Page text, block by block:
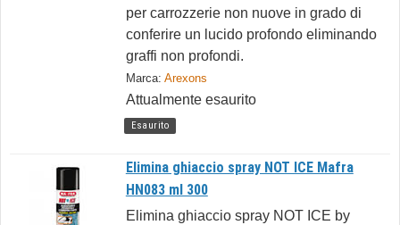
per carrozzerie non nuove in grado di
conferire un lucido profondo eliminando
graffi non profondi.
Marca: Arexons
Attualmente esaurito
Esaurito
Elimina ghiaccio spray NOT ICE Mafra
HN083 ml 300
Elimina ghiaccio spray NOT ICE by